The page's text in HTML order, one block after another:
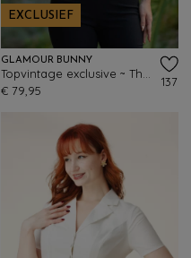
EXCLUSIEF
GLAMOUR BUNNY
€ 79,95
137